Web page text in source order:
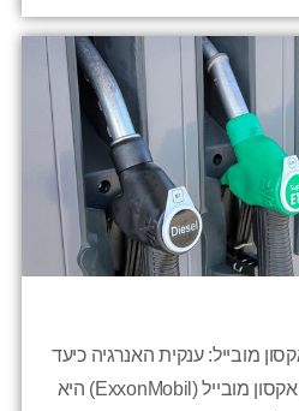
מובייל: ענקית האנרגיה כיעד
להשקעה כתבה: אקו נומיק אקסון מובייל (ExxonMobil) היא